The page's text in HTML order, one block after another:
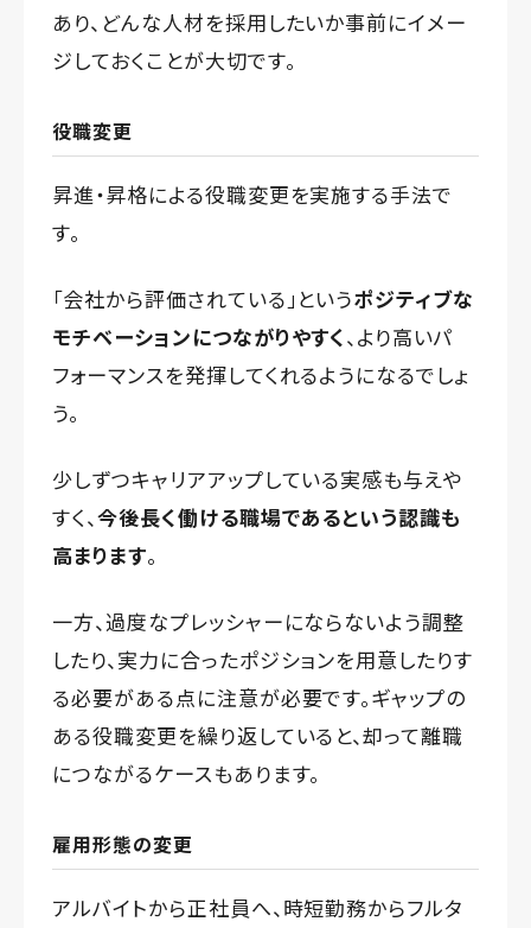
あり、どんな人材を採用したいか事前にイメー
ジしておくことが大切です。
役職変更
昇進・昇格による役職変更を実施する手法で
す。
「会社から評価されている」というポジティブな
モチベーションにつながりやすく、より高いパ
フォーマンスを発揮してくれるようになるでしょ
う。
少しずつキャリアアップしている実感も与えや
すく、今後長く働ける職場であるという認識も
高まります。
一方、過度なプレッシャーにならないよう調整
したり、実力に合ったポジションを用意したりす
る必要がある点に注意が必要です。ギャップの
ある役職変更を繰り返していると、却って離職
につながるケースもあります。
雇用形態の変更
アルバイトから正社員へ、時短勤務からフルタ